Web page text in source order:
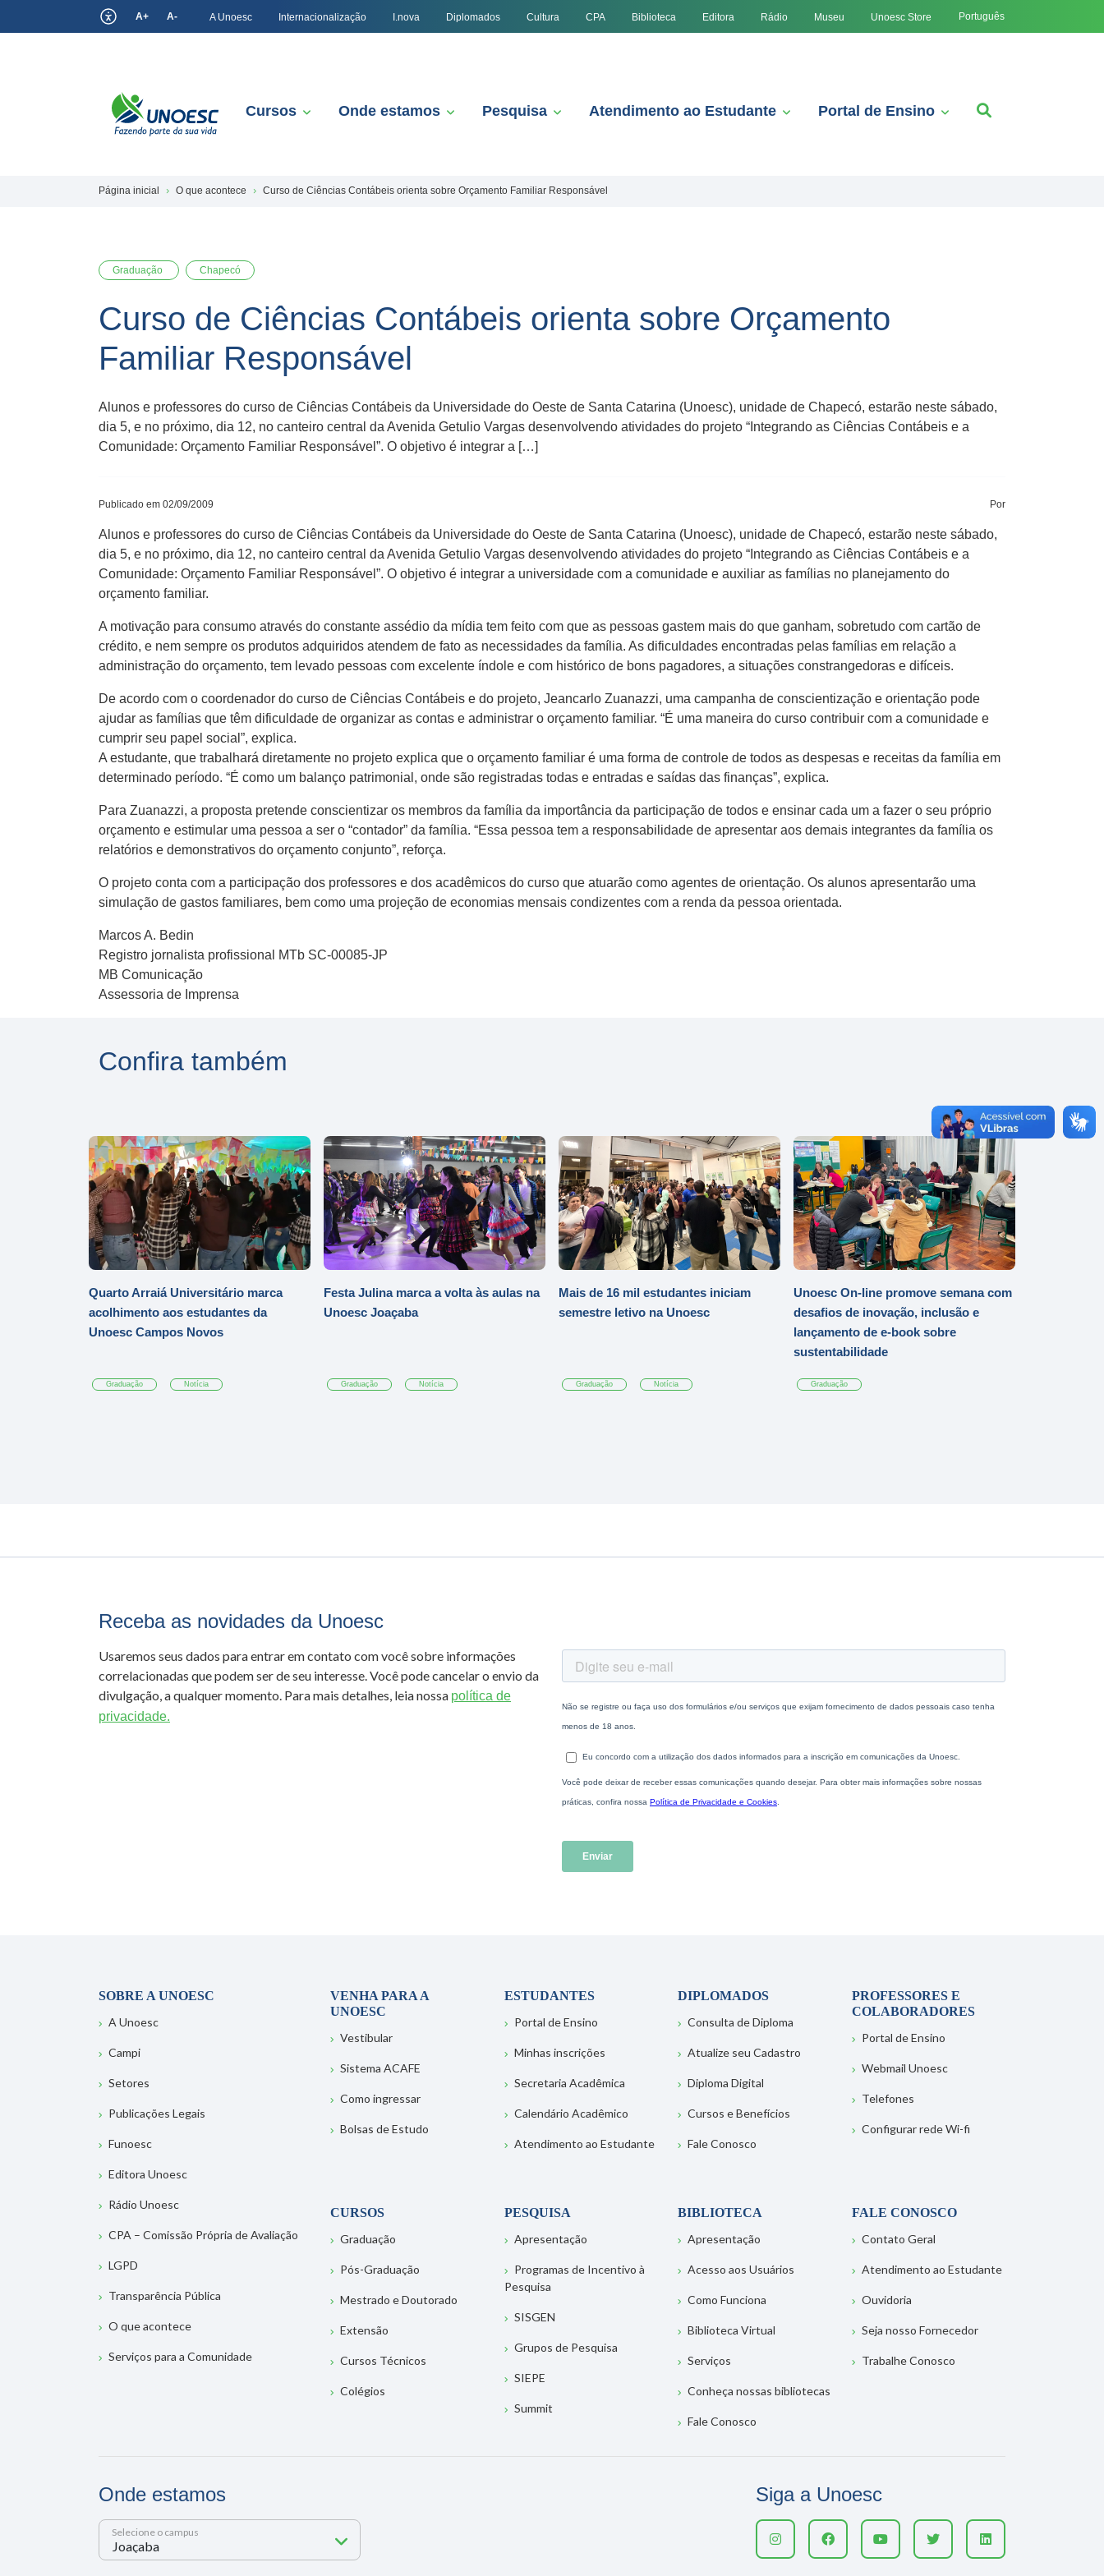
A+ A- A Unoesc Internacionalização I.nova Diplomados Cultura CPA Biblioteca Editora Rádio Museu Unoesc Store Português
Cursos Onde estamos Pesquisa Atendimento ao Estudante Portal de Ensino
Página inicial O que acontece Curso de Ciências Contábeis orienta sobre Orçamento Familiar Responsável
Graduação Chapecó
Curso de Ciências Contábeis orienta sobre Orçamento
Familiar Responsável
Alunos e professores do curso de Ciências Contábeis da Universidade do Oeste de Santa Catarina (Unoesc), unidade de Chapecó, estarão neste sábado,
dia 5, e no próximo, dia 12, no canteiro central da Avenida Getulio Vargas desenvolvendo atividades do projeto “Integrando as Ciências Contábeis e a
Comunidade: Orçamento Familiar Responsável”. O objetivo é integrar a […]
Publicado em 02/09/2009 Por
Alunos e professores do curso de Ciências Contábeis da Universidade do Oeste de Santa Catarina (Unoesc), unidade de Chapecó, estarão neste sábado,
dia 5, e no próximo, dia 12, no canteiro central da Avenida Getulio Vargas desenvolvendo atividades do projeto “Integrando as Ciências Contábeis e a
Comunidade: Orçamento Familiar Responsável”. O objetivo é integrar a universidade com a comunidade e auxiliar as famílias no planejamento do
orçamento familiar.
A motivação para consumo através do constante assédio da mídia tem feito com que as pessoas gastem mais do que ganham, sobretudo com cartão de
crédito, e nem sempre os produtos adquiridos atendem de fato as necessidades da família. As dificuldades encontradas pelas famílias em relação a
administração do orçamento, tem levado pessoas com excelente índole e com histórico de bons pagadores, a situações constrangedoras e difíceis.
De acordo com o coordenador do curso de Ciências Contábeis e do projeto, Jeancarlo Zuanazzi, uma campanha de conscientização e orientação pode
ajudar as famílias que têm dificuldade de organizar as contas e administrar o orçamento familiar. “É uma maneira do curso contribuir com a comunidade e
cumprir seu papel social”, explica.
A estudante, que trabalhará diretamente no projeto explica que o orçamento familiar é uma forma de controle de todos as despesas e receitas da família em
determinado período. “É como um balanço patrimonial, onde são registradas todas e entradas e saídas das finanças”, explica.
Para Zuanazzi, a proposta pretende conscientizar os membros da família da importância da participação de todos e ensinar cada um a fazer o seu próprio
orçamento e estimular uma pessoa a ser o “contador” da família. “Essa pessoa tem a responsabilidade de apresentar aos demais integrantes da família os
relatórios e demonstrativos do orçamento conjunto”, reforça.
O projeto conta com a participação dos professores e dos acadêmicos do curso que atuarão como agentes de orientação. Os alunos apresentarão uma
simulação de gastos familiares, bem como uma projeção de economias mensais condizentes com a renda da pessoa orientada.
Marcos A. Bedin
Registro jornalista profissional MTb SC-00085-JP
MB Comunicação
Assessoria de Imprensa
Confira também
Quarto Arraiá Universitário marca
acolhimento aos estudantes da
Unoesc Campos Novos
Graduação Notícia
Festa Julina marca a volta às aulas na
Unoesc Joaçaba
Graduação Notícia
Mais de 16 mil estudantes iniciam
semestre letivo na Unoesc
Graduação Notícia
Unoesc On-line promove semana com
desafios de inovação, inclusão e
lançamento de e-book sobre
sustentabilidade
Graduação
Receba as novidades da Unoesc
Usaremos seus dados para entrar em contato com você sobre informações
correlacionadas que podem ser de seu interesse. Você pode cancelar o envio da
divulgação, a qualquer momento. Para mais detalhes, leia nossa política de
privacidade.
SOBRE A UNOESC
A Unoesc
Campi
Setores
Publicações Legais
Funoesc
Editora Unoesc
Rádio Unoesc
CPA – Comissão Própria de Avaliação
LGPD
Transparência Pública
O que acontece
Serviços para a Comunidade
VENHA PARA A
UNOESC
Vestibular
Sistema ACAFE
Como ingressar
Bolsas de Estudo
ESTUDANTES
Portal de Ensino
Minhas inscrições
Secretaria Acadêmica
Calendário Acadêmico
Atendimento ao Estudante
DIPLOMADOS
Consulta de Diploma
Atualize seu Cadastro
Diploma Digital
Cursos e Benefícios
Fale Conosco
PROFESSORES E
COLABORADORES
Portal de Ensino
Webmail Unoesc
Telefones
Configurar rede Wi-fi
CURSOS
Graduação
Pós-Graduação
Mestrado e Doutorado
Extensão
Cursos Técnicos
Colégios
PESQUISA
Apresentação
Programas de Incentivo à
Pesquisa
SISGEN
Grupos de Pesquisa
SIEPE
Summit
BIBLIOTECA
Apresentação
Acesso aos Usuários
Como Funciona
Biblioteca Virtual
Serviços
Conheça nossas bibliotecas
Fale Conosco
FALE CONOSCO
Contato Geral
Atendimento ao Estudante
Ouvidoria
Seja nosso Fornecedor
Trabalhe Conosco
Onde estamos
Selecione o campus
Siga a Unoesc